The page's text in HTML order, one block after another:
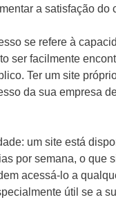
a satisfação do
se refere à
ser facilmente
Ter um site
da sua empresa
um site está
por semana, o que
acessá-lo a
útil se a